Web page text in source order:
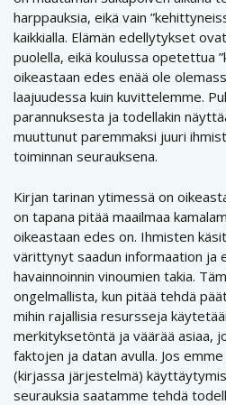
harppauksia, eikä vain
kaikkialla. Elämän edellytykset
puolella, eikä koulussa opetettua
oikeastaan edes enää ole
laajuudessa kuin kuvittelemme.
parannuksesta ja todellakin
muuttunut paremmaksi juuri
toiminnan seurauksena.
Kirjan tarinan ytimessä on
on tapana pitää maailmaa
oikeastaan edes on. Ihmisten
värittynyt saadun informaation ja
havainnoinnin vinoumien takia.
ongelmallista, kun pitää tehdä
mihin rajallisia resursseja
merkityksetöntä ja väärää asiaa,
faktojen ja datan avulla. Jos
(kirjassa järjestelmä)
seurauksia saatamme tehdä